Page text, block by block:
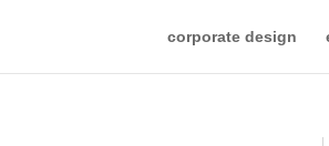
corporate design